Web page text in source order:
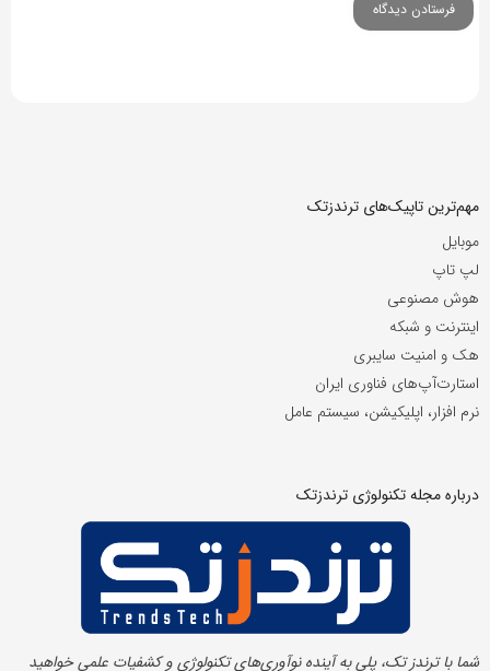
مهم‌ترین تاپیک‌های ترندزتک
موبایل
لپ تاپ
هوش مصنوعی
اینترنت و شبکه
هک و امنیت سایبری
استارت‌آپ‌های فناوری ایران
نرم افزار، اپلیکیشن، سیستم عامل
درباره مجله تکنولوژی ترندزتک
شما با ترندز تک، پلی به آینده‌ نوآوری‌های تکنولوژی و کشفیات علمی خواهید